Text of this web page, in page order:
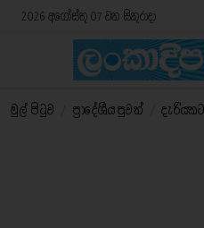
2026 අගෝස්තු 07 වන සිකුරාදා
මුල් පිටුව ප්‍රාදේශීය පුවත්